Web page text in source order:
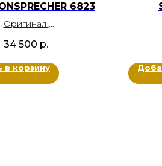
6823
Оригинал
Цвет: Серый
49-23-140
34 500 р.
в корзину